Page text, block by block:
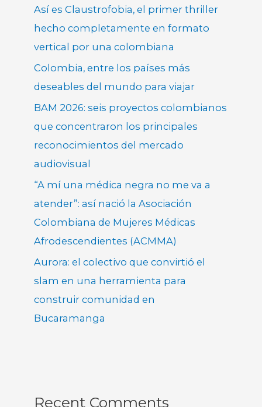
Así es Claustrofobia, el primer thriller
hecho completamente en formato
vertical por una colombiana
Colombia, entre los países más
deseables del mundo para viajar
BAM 2026: seis proyectos colombianos
que concentraron los principales
reconocimientos del mercado
audiovisual
“A mí una médica negra no me va a
atender”: así nació la Asociación
Colombiana de Mujeres Médicas
Afrodescendientes (ACMMA)
Aurora: el colectivo que convirtió el
slam en una herramienta para
construir comunidad en
Bucaramanga
Recent Comments